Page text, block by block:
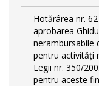
Hotărârea nr.
aprobarea
nerambursabile
pentru activităţi
Legii nr. 350/
pentru aceste